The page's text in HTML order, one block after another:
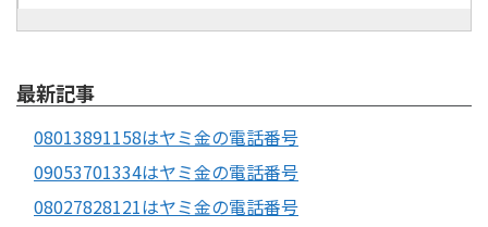
最新記事
08013891158はヤミ金の電話番号
09053701334はヤミ金の電話番号
08027828121はヤミ金の電話番号